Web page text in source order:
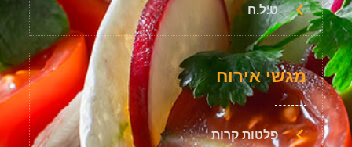
מגשי אירוח
פלטות קרות
ט.ל.ח